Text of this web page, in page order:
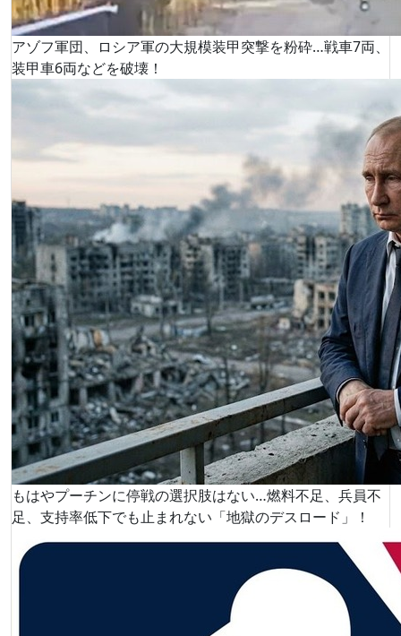
アゾフ軍団、ロシア軍の大規模装甲突撃を粉砕…戦車7両、
装甲車6両などを破壊！
もはやプーチンに停戦の選択肢はない…燃料不足、兵員不
足、支持率低下でも止まれない「地獄のデスロード」！